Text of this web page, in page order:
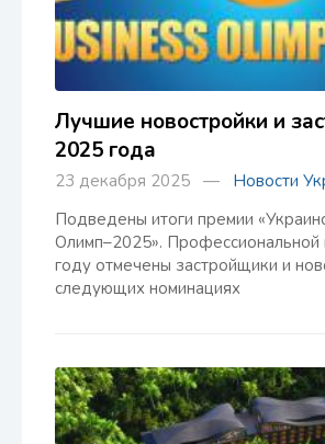
Лучшие новостройки и
2025 года
23 декабря 2025 — Новости
Подведены итоги премии
Олимп–2025». Профессиональной
году отмечены застройщики и
следующих номинациях